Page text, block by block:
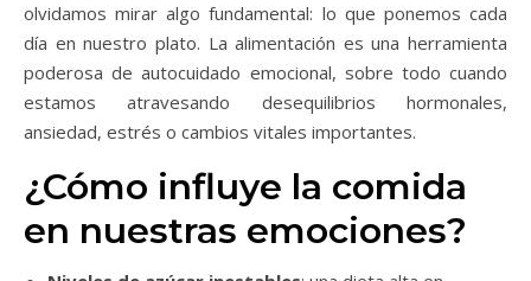
olvidamos mirar algo fundamental: lo que ponemos cada
día en nuestro plato. La alimentación es una herramienta
poderosa de autocuidado emocional, sobre todo cuando
estamos atravesando desequilibrios hormonales,
ansiedad, estrés o cambios vitales importantes.
¿Cómo influye la comida
en nuestras emociones?